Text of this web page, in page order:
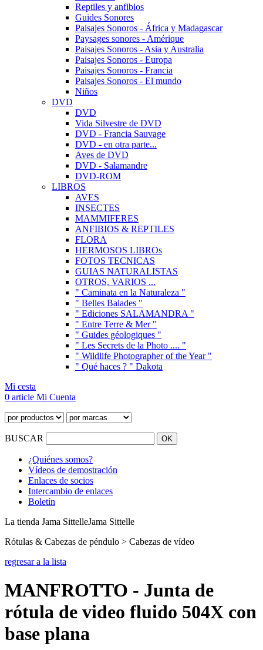
Reptiles y anfibios
Guides Sonores
Paisajes Sonoros - África y Madagascar
Paysages sonores - Amérique
Paisajes Sonoros - Asia y Australia
Paisajes Sonoros - Europa
Paisajes Sonoros - Francia
Paisajes Sonoros - El mundo
Niños
DVD
DVD
Vida Silvestre de DVD
DVD - Francia Sauvage
DVD - en otra parte...
Aves de DVD
DVD - Salamandre
DVD-ROM
LIBROS
AVES
INSECTES
MAMMIFERES
ANFIBIOS & REPTILES
FLORA
HERMOSOS LIBROs
FOTOS TECNICAS
GUIAS NATURALISTAS
OTROS, VARIOS ...
" Caminata en la Naturaleza "
" Belles Balades "
" Ediciones SALAMANDRA "
" Entre Terre & Mer "
" Guides géologiques "
" Les Secrets de la Photo .... "
" Wildlife Photographer of the Year "
" Qué haces ? " Dakota
Mi cesta
0 article Mi Cuenta
BUSCAR
¿Quiénes somos?
Vídeos de demostración
Enlaces de socios
Intercambio de enlaces
Boletín
La tienda Jama SittelleJama Sittelle
Rótulas & Cabezas de péndulo > Cabezas de vídeo
regresar a la lista
MANFROTTO - Junta de
rótula de video fluido 504X con
base plana